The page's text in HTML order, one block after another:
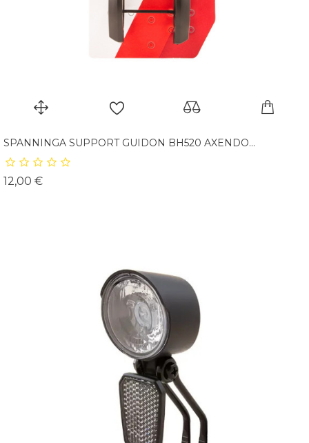
SPANNINGA SUPPORT GUIDON BH520 AXENDO...
12,00 €Prix